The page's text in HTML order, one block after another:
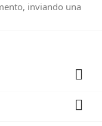
inviando una

